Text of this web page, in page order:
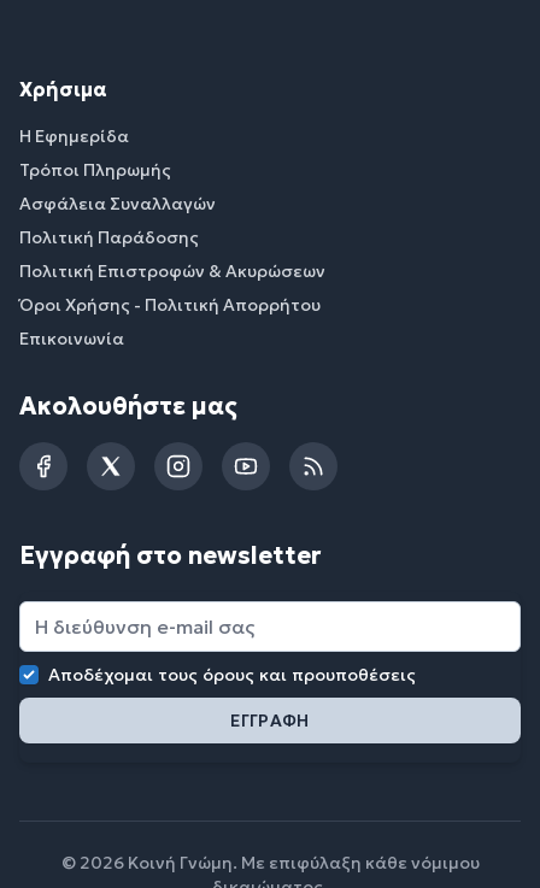
Χρήσιμα
Η Εφημερίδα
Τρόποι Πληρωμής
Ασφάλεια Συναλλαγών
Πολιτική Παράδοσης
Πολιτική Επιστροφών & Ακυρώσεων
Όροι Χρήσης - Πολιτική Απορρήτου
Επικοινωνία
Ακολουθήστε μας
FacebookTwitterInstagramYouTubeRSS
Εγγραφή στο newsletter
Αποδέχομαι τους όρους και προυποθέσεις
© 2026 Κοινή Γνώμη. Με επιφύλαξη κάθε νόμιμου